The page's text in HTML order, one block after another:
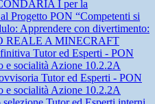
I per la
Progetto PON “Competenti si
Apprendere con divertimento:
REALE A MINECRAFT
Tutor ed Esperti - PON
e socialità Azione 10.2.2A
Tutor ed Esperti - PON
e socialità Azione 10.2.2A